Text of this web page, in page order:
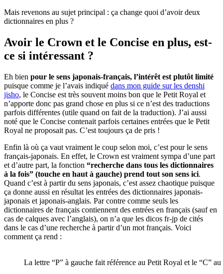
Mais revenons au sujet principal : ça change quoi d’avoir deux
dictionnaires en plus ?
Avoir le Crown et le Concise en plus, est-
ce si intéressant ?
Eh bien pour le sens japonais-français, l’intérêt est plutôt limité
puisque comme je l’avais indiqué dans mon guide sur les denshi
jisho, le Concise est très souvent moins bon que le Petit Royal et
n’apporte donc pas grand chose en plus si ce n’est des traductions
parfois différentes (utile quand on fait de la traduction). J’ai aussi
noté que le Concise contenait parfois certaines entrées que le Petit
Royal ne proposait pas. C’est toujours ça de pris !
Enfin là où ça vaut vraiment le coup selon moi, c’est pour le sens
français-japonais. En effet, le Crown est vraiment sympa d’une part
et d’autre part, la fonction “recherche dans tous les dictionnaires
à la fois” (touche en haut à gauche) prend tout son sens ici.
Quand c’est à partir du sens japonais, c’est assez chaotique puisque
ça donne aussi en résultat les entrées des dictionnaires japonais-
japonais et japonais-anglais. Par contre comme seuls les
dictionnaires de français contiennent des entrées en français (sauf en
cas de calques avec l’anglais), on n’a que les dicos fr-jp de cités
dans le cas d’une recherche à partir d’un mot français. Voici
comment ça rend :
La lettre “P” à gauche fait référence au Petit Royal et le “C”